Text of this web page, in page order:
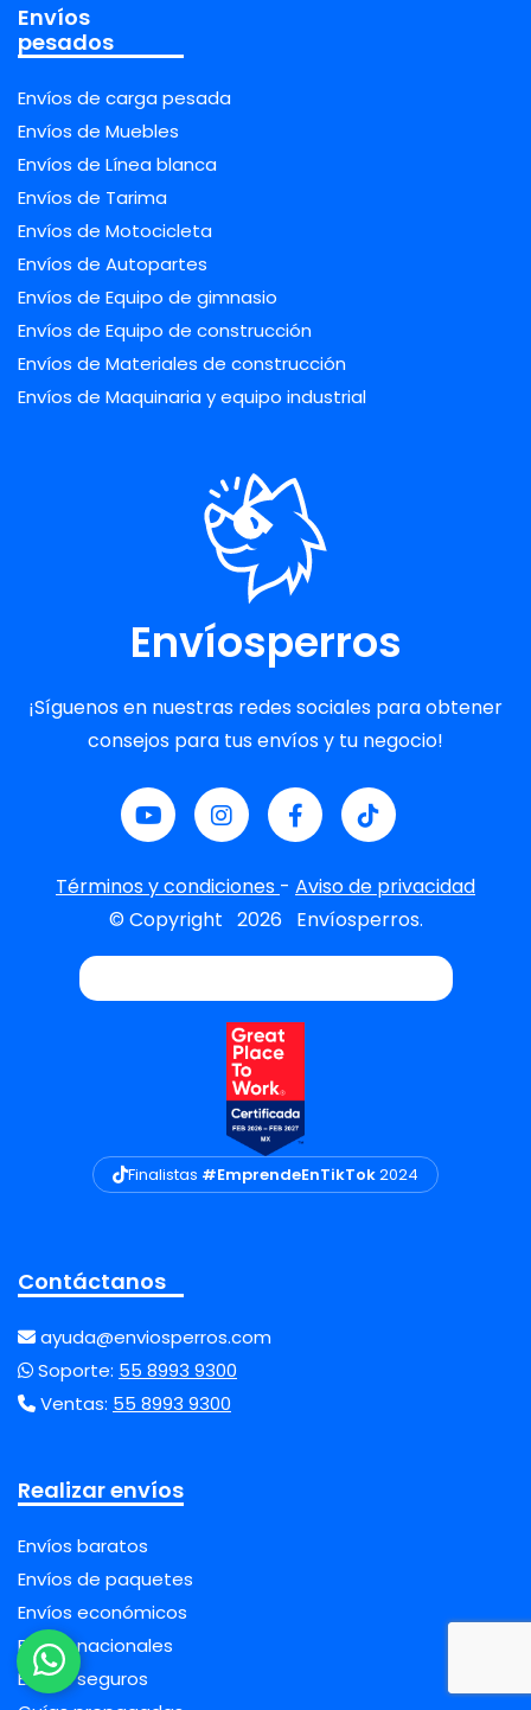
Envíos
pesados
Envíos de carga pesada
Envíos de Muebles
Envíos de Línea blanca
Envíos de Tarima
Envíos de Motocicleta
Envíos de Autopartes
Envíos de Equipo de gimnasio
Envíos de Equipo de construcción
Envíos de Materiales de construcción
Envíos de Maquinaria y equipo industrial
Envíosperros
¡Síguenos en nuestras redes sociales para obtener
consejos para tus envíos y tu negocio!
Términos y condiciones - Aviso de privacidad
© Copyright 2026 Envíosperros.
Finalistas #EmprendeEnTikTok2024
Contáctanos
ayuda@enviosperros.com
Soporte: 55 8993 9300
Ventas: 55 8993 9300
Realizar envíos
Envíos baratos
Envíos de paquetes
Envíos económicos
Envíos nacionales
Envíos seguros